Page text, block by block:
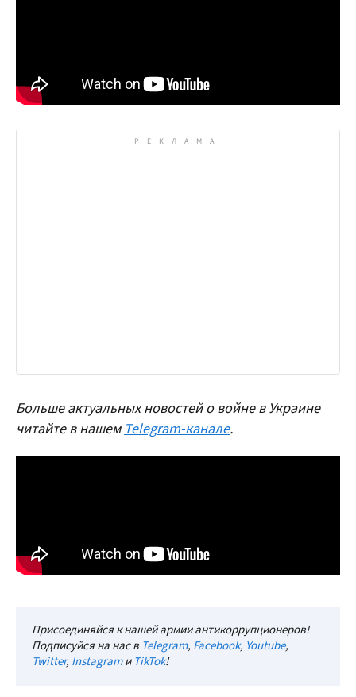
Больше актуальных новостей о войне в Украине
читайте в нашемTelegram-канале.
Присоединяйся к нашей армии антикоррупционеров!
Подписуйся на нас в Telegram, Facebook, Youtube,
Twitter, InstagramиTikTok!